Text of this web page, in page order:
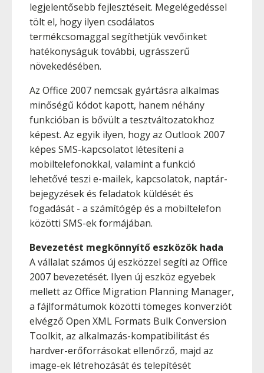
legjelentősebb fejlesztéseit. Megelégedéssel
tölt el, hogy ilyen csodálatos
termékcsomaggal segíthetjük vevőinket
hatékonyságuk további, ugrásszerű
növekedésében.
Az Office 2007 nemcsak gyártásra alkalmas
minőségű kódot kapott, hanem néhány
funkcióban is bővült a tesztváltozatokhoz
képest. Az egyik ilyen, hogy az Outlook 2007
képes SMS-kapcsolatot létesíteni a
mobiltelefonokkal, valamint a funkció
lehetővé teszi e-mailek, kapcsolatok, naptár-
bejegyzések és feladatok küldését és
fogadását - a számítógép és a mobiltelefon
közötti SMS-ek formájában.
Bevezetést megkönnyítő eszközök hada
A vállalat számos új eszközzel segíti az Office
2007 bevezetését. Ilyen új eszköz egyebek
mellett az Office Migration Planning Manager,
a fájlformátumok közötti tömeges konverziót
elvégző Open XML Formats Bulk Conversion
Toolkit, az alkalmazás-kompatibilitást és
hardver-erőforrásokat ellenőrző, majd az
image-ek létrehozását és telepítését